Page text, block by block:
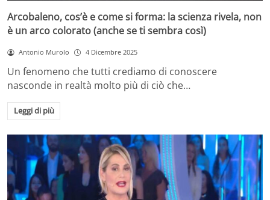
Arcobaleno, cos’è e come si forma: la scienza rivela, non
è un arco colorato (anche se ti sembra così)
Antonio Murolo 4 Dicembre 2025
Un fenomeno che tutti crediamo di conoscere
nasconde in realtà molto più di ciò che…
Leggi di più